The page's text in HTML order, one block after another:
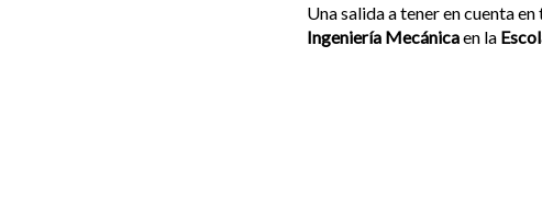
Una salida a tener en cuenta
Ingeniería Mecánicaen la